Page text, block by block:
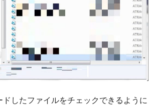
ドしたファイルをチェックできるように